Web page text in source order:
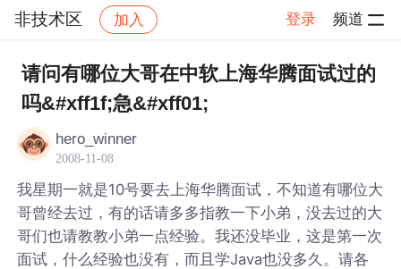
非技术区 加入 登录 频道
社区 非技术区 帖子详情
请问有哪位大哥在中软上海华腾面试过的
吗&#xff1f;急&#xff01;
hero_winner
2008-11-08
我星期一就是10号要去上海华腾面试，不知道有哪位大
哥曾经去过，有的话请多多指教一下小弟，没去过的大
哥们也请教教小弟一点经验。我还没毕业，这是第一次
面试，什么经验也没有，而且学Java也没多久。请各